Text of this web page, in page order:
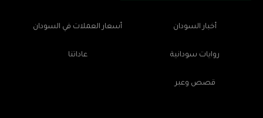
أخبار السودان أسعار العملات في السودان
روايات سودانية عاداتنا
قصص وعبر